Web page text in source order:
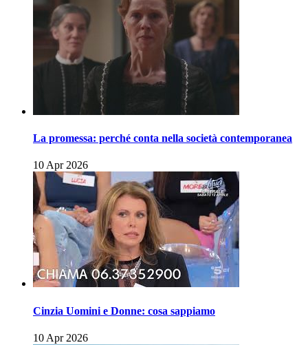
La promessa: perché conta nella società contemporanea
10 Apr 2026
Cinzia Uomini e Donne: cosa sappiamo
10 Apr 2026